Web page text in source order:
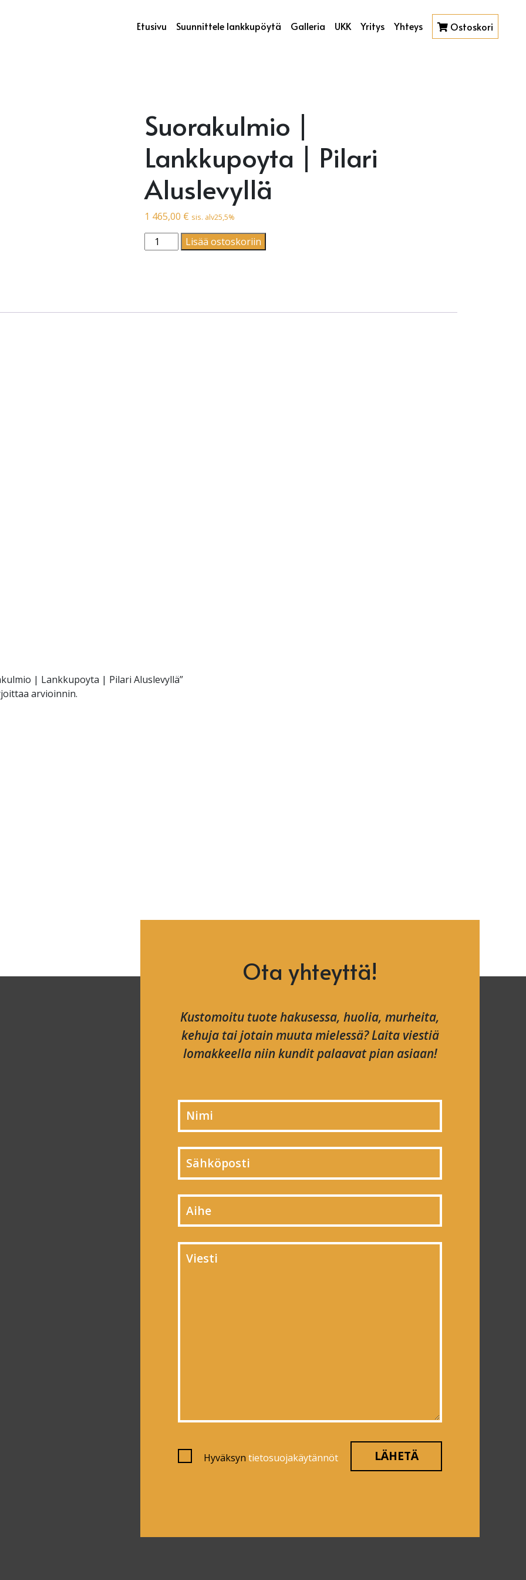
Etusivu Suunnittele lankkupöytä Galleria UKK Yritys Yhteys Ostoskori
Suorakulmio |
Lankkupoyta | Pilari
Aluslevyllä
1 465,00 € sis. alv25,5%
Suorakulmio | Lankkupoyta | Pilari Aluslevyllä määrä
Lisää ostoskoriin
| Lankkupoyta | Pilari Aluslevyllä”
arvioinnin.
Ota yhteyttä!
Kustomoitu tuote hakusessa, huolia, murheita,
kehuja tai jotain muuta mielessä? Laita viestiä
lomakkeella niin kundit palaavat pian asiaan!
Hyväksyn tietosuojakäytännöt